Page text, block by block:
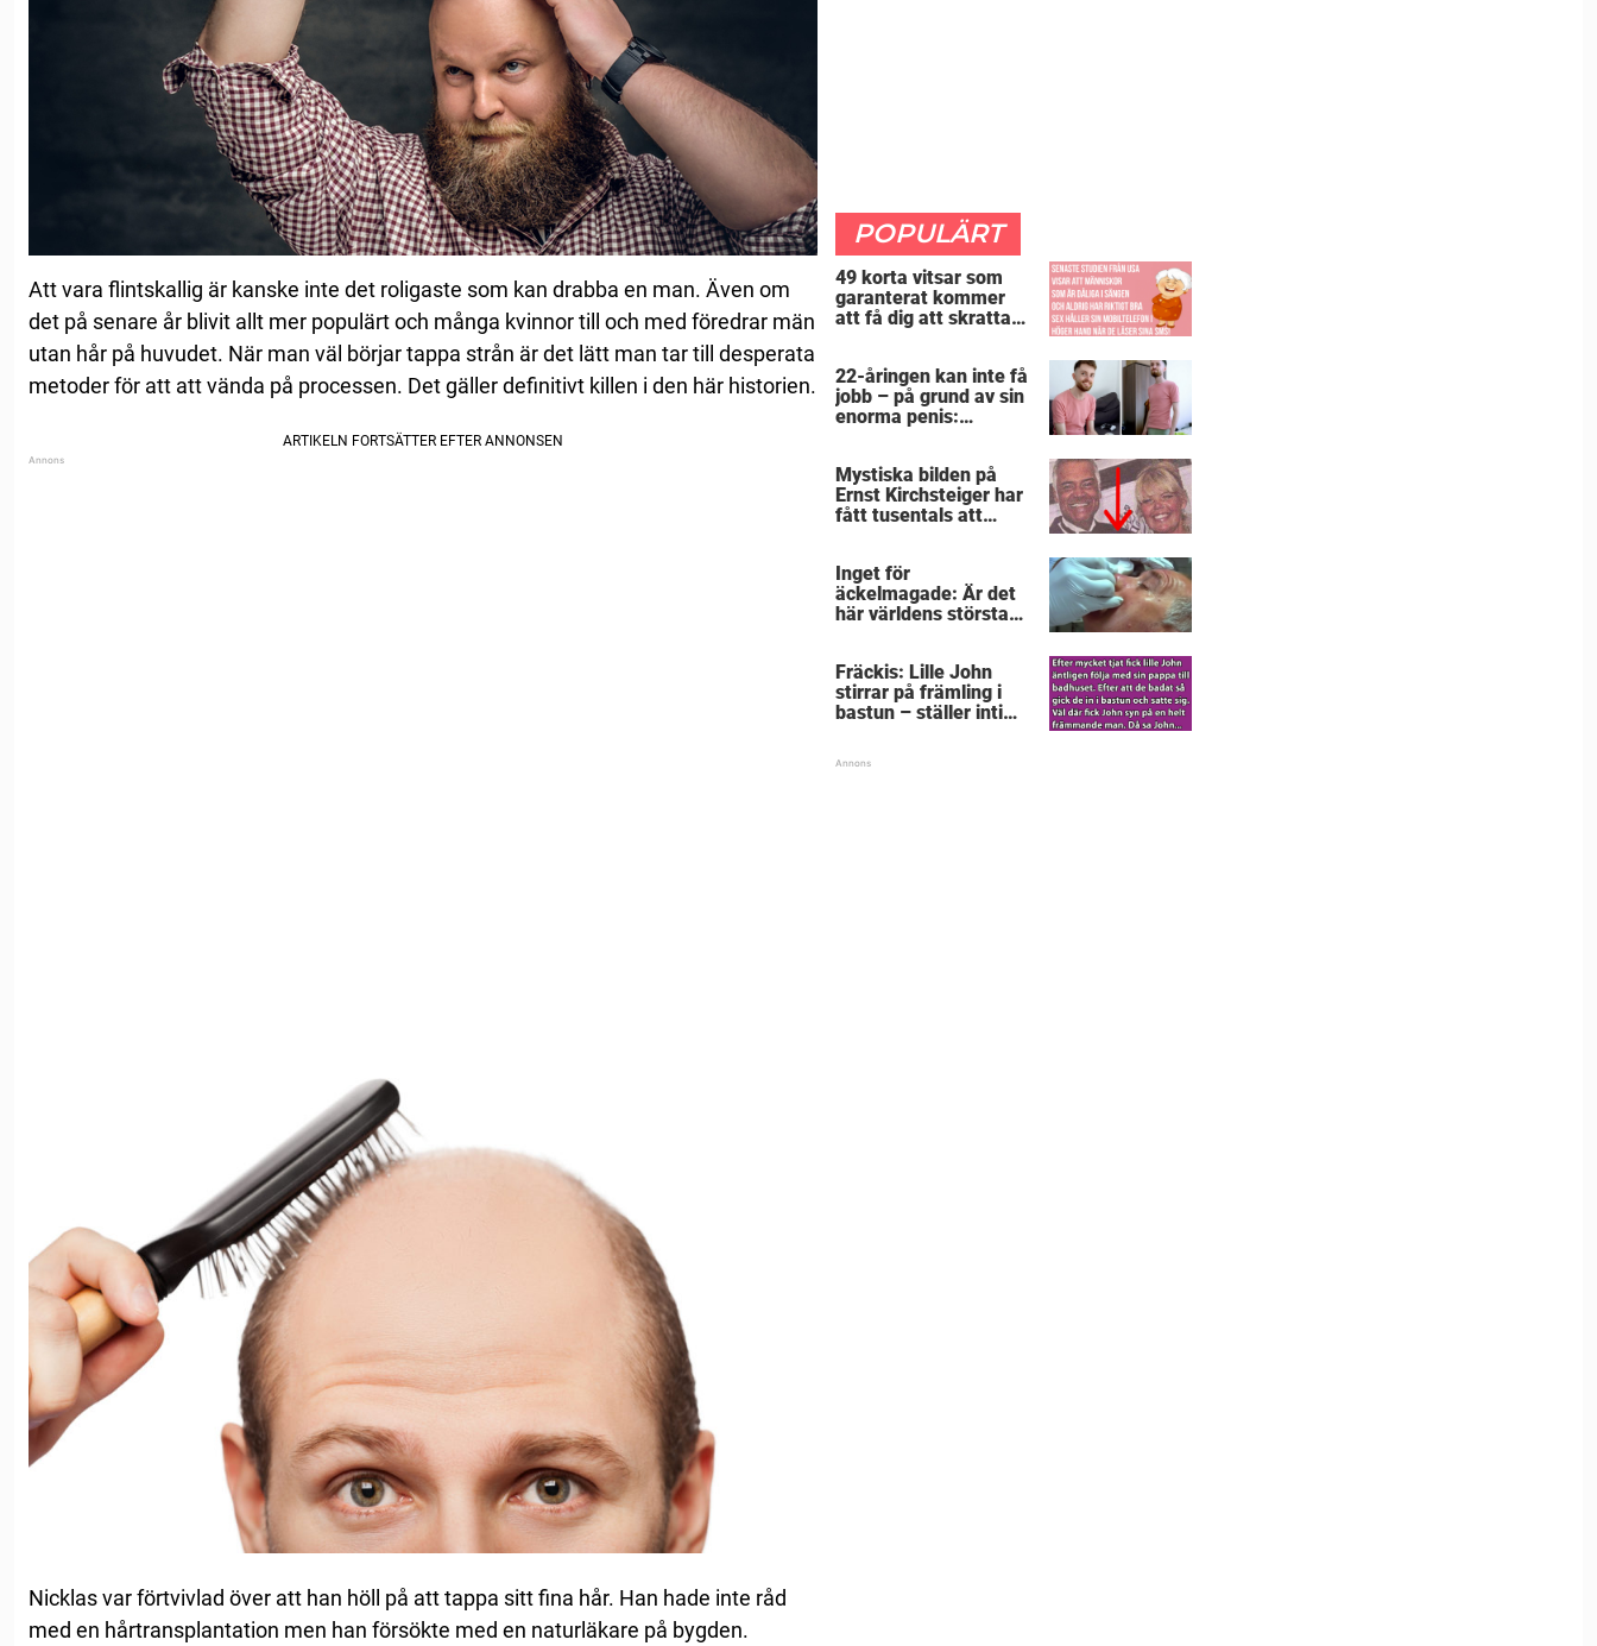
Att vara flintskallig är kanske inte det roligaste som kan drabba en man. Även om
det på senare år blivit allt mer populärt och många kvinnor till och med föredrar män
utan hår på huvudet. När man väl börjar tappa strån är det lätt man tar till desperata
metoder för att att vända på processen. Det gäller definitivt killen i den här historien.
Nicklas var förtvivlad över att han höll på att tappa sitt fina hår. Han hade inte råd
med en hårtransplantation men han försökte med en naturläkare på bygden.
POPULÄRT
49 korta vitsar som
garanterat kommer
att få dig att skratta
22-åringen kan inte få
jobb – på grund av sin
enorma penis:
Mystiska bilden på
Ernst Kirchsteiger har
fått tusentals att
Inget för
äckelmagade: Är det
här världens största
Fräckis: Lille John
stirrar på främling i
bastun – ställer intim